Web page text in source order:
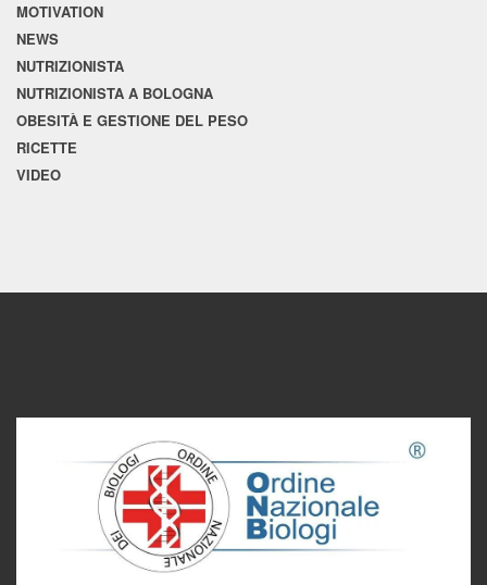
MOTIVATION
NEWS
NUTRIZIONISTA
NUTRIZIONISTA A BOLOGNA
OBESITÀ E GESTIONE DEL PESO
RICETTE
VIDEO